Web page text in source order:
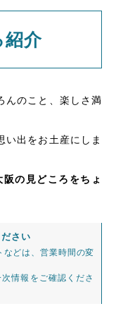
紹介
んのこと、楽しさ満
い出をお土産にしま
の見どころをちょ
さい
などは、営業時間の変
情報をご確認くださ